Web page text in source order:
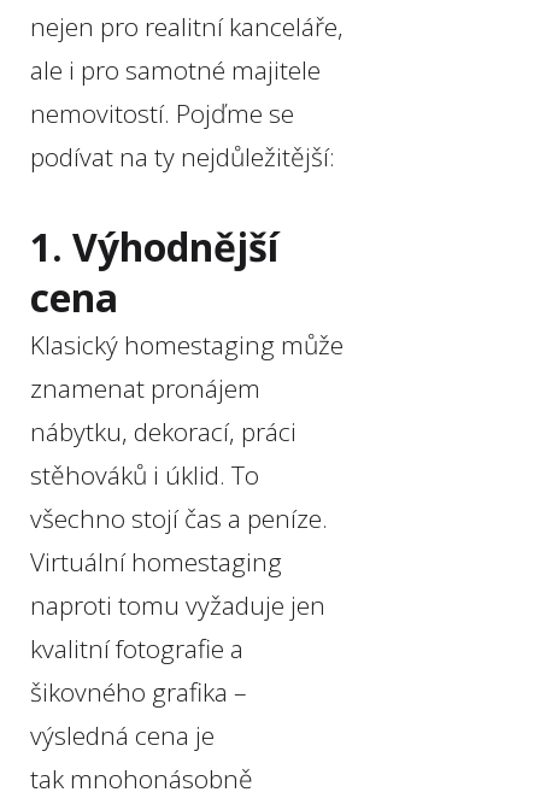
nejen pro realitní kanceláře,
ale i pro samotné majitele
nemovitostí. Pojďme se
podívat na ty nejdůležitější:
1. Výhodnější
cena
Klasický homestaging může
znamenat pronájem
nábytku, dekorací, práci
stěhováků i úklid. To
všechno stojí čas a peníze.
Virtuální homestaging
naproti tomu vyžaduje jen
kvalitní fotografie a
šikovného grafika –
výsledná cena je
tak mnohonásobně